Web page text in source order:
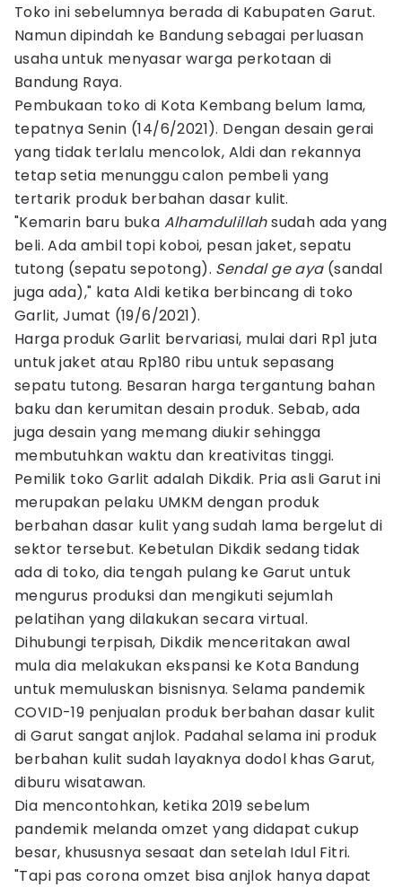
Toko ini sebelumnya berada di Kabupaten Garut.
Namun dipindah ke Bandung sebagai perluasan
usaha untuk menyasar warga perkotaan di
Bandung Raya.
Pembukaan toko di Kota Kembang belum lama,
tepatnya Senin (14/6/2021). Dengan desain gerai
yang tidak terlalu mencolok, Aldi dan rekannya
tetap setia menunggu calon pembeli yang
tertarik produk berbahan dasar kulit.
"Kemarin baru buka Alhamdulillahsudah ada yang
beli. Ada ambil topi koboi, pesan jaket, sepatu
tutong (sepatu sepotong). Sendal ge aya(sandal
juga ada)," kata Aldi ketika berbincang di toko
Garlit, Jumat (19/6/2021).
Harga produk Garlit bervariasi, mulai dari Rp1 juta
untuk jaket atau Rp180 ribu untuk sepasang
sepatu tutong. Besaran harga tergantung bahan
baku dan kerumitan desain produk. Sebab, ada
juga desain yang memang diukir sehingga
membutuhkan waktu dan kreativitas tinggi.
Pemilik toko Garlit adalah Dikdik. Pria asli Garut ini
merupakan pelaku UMKM dengan produk
berbahan dasar kulit yang sudah lama bergelut di
sektor tersebut. Kebetulan Dikdik sedang tidak
ada di toko, dia tengah pulang ke Garut untuk
mengurus produksi dan mengikuti sejumlah
pelatihan yang dilakukan secara virtual.
Dihubungi terpisah, Dikdik menceritakan awal
mula dia melakukan ekspansi ke Kota Bandung
untuk memuluskan bisnisnya. Selama pandemik
COVID-19 penjualan produk berbahan dasar kulit
di Garut sangat anjlok. Padahal selama ini produk
berbahan kulit sudah layaknya dodol khas Garut,
diburu wisatawan.
Dia mencontohkan, ketika 2019 sebelum
pandemik melanda omzet yang didapat cukup
besar, khususnya sesaat dan setelah Idul Fitri.
"Tapi pas corona omzet bisa anjlok hanya dapat